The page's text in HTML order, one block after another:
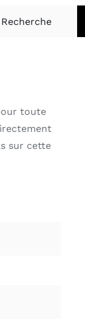
toute
sur cette